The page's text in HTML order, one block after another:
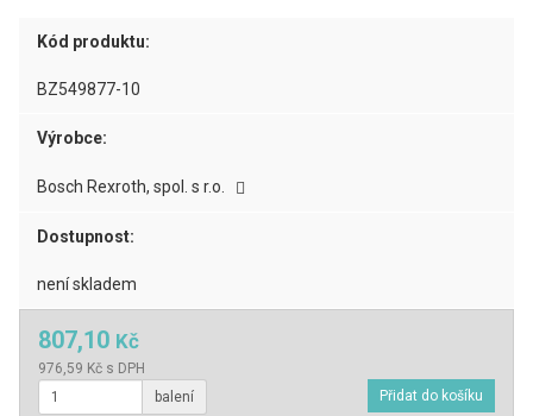
Kód produktu:
BZ549877-10
Výrobce:
Bosch Rexroth, spol. s r.o.
Dostupnost:
není skladem
807,10 Kč
976,59 Kč s DPH
balení